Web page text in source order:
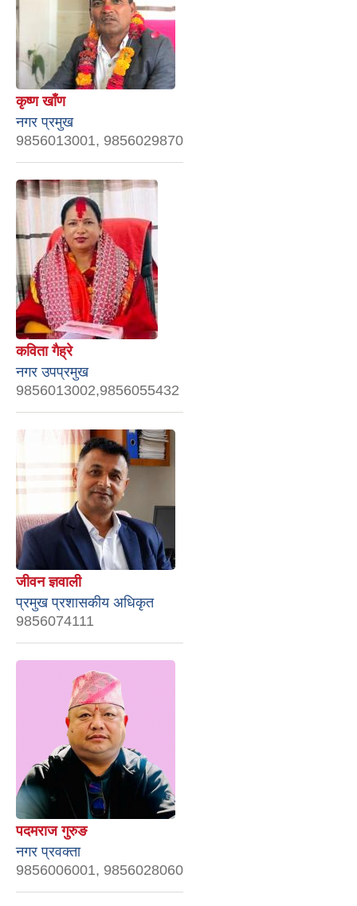
कृष्ण खाँण
नगर प्रमुख
9856013001, 9856029870
कविता गैह्रे
नगर उपप्रमुख
9856013002,9856055432
जीवन ज्ञवाली
प्रमुख प्रशासकीय अधिकृत
9856074111
पदमराज गुरुङ
नगर प्रवक्ता
9856006001, 9856028060